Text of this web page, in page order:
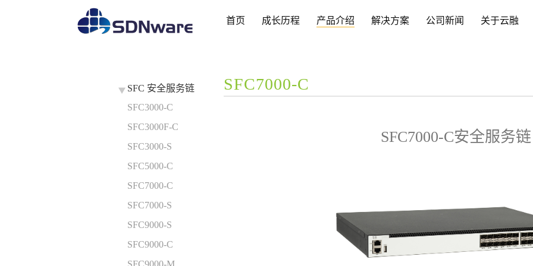
首页 成长历程 产品介绍 解决方案 公司新闻 关于云融
SFC 安全服务链
SFC3000-C
SFC3000F-C
SFC3000-S
SFC5000-C
SFC7000-C
SFC7000-S
SFC9000-S
SFC9000-C
SFC9000-M
SFC7000-C
SFC7000-C安全服务链